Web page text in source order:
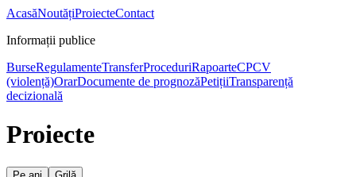
AcasăNoutățiProiecteContact
Informații publice
BurseRegulamenteTransferProceduriRapoarteCPCV
(violență)OrarDocumente de prognozăPetițiiTransparență
decizională
Proiecte